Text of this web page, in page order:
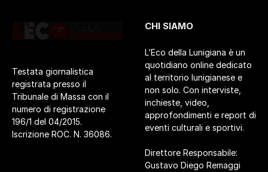
Testata giornalistica
registrata presso il
Tribunale di Massa con il
numero di registrazione
196/1 del 04/2015.
Iscrizione ROC. N. 36086.
CHI SIAMO
L’Eco della Lunigiana è un
quotidiano online dedicato
al territorio lunigianese e
non solo. Con interviste,
inchieste, video,
approfondimenti e report di
eventi culturali e sportivi.
Direttore Responsabile:
Gustavo Diego Remaggi